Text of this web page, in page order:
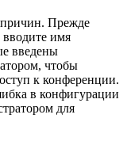
Прежде
вводите имя
введены
чтобы
к конференции.
в конфигурации
для